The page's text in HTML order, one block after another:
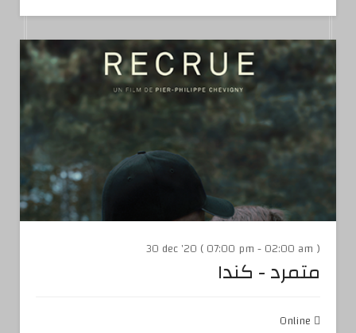
30 dec '20 ( 07:00 pm - 02:00 am )
متمرد - كندا